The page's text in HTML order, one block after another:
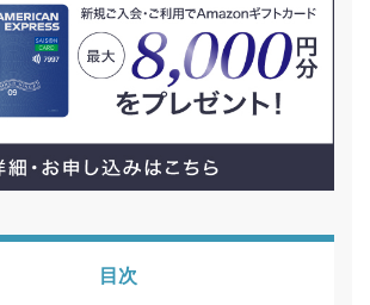
目次